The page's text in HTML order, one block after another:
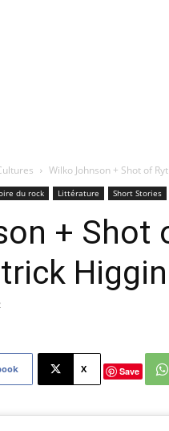
Wilko Johnson + Shot of
du rock Littérature Short Stories
+ Shot
X Save